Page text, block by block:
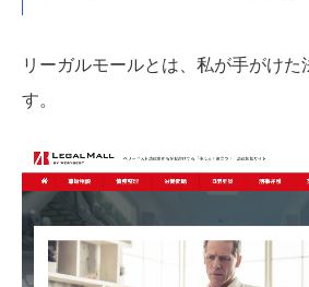
リーガルモールとは、私が手がけ
す。